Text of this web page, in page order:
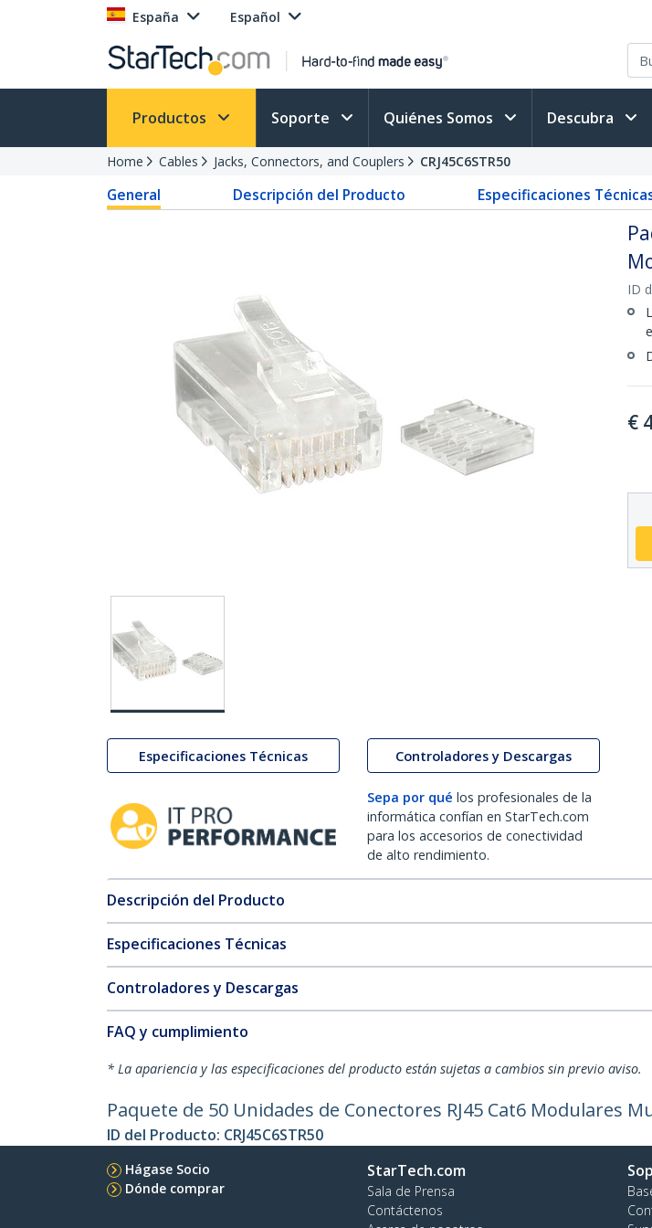
España Español
Productos Soporte Quiénes Somos Descubra
Home Cables Jacks, Connectors, and Couplers CRJ45C6STR50
General Descripción del Producto Especificaciones
Especificaciones Técnicas Controladores y Descargas
Sepa por qué los profesionales de la
informática confían en StarTech.com
para los accesorios de conectividad
de alto rendimiento.
ID
€
Descripción del Producto
Especificaciones Técnicas
Controladores y Descargas
FAQ y cumplimiento
* La apariencia y las especificaciones del producto están sujetas a cambios sin previo aviso.
Paquete de 50 Unidades de Conectores RJ45 Cat6 Modulares
ID del Producto: CRJ45C6STR50
Hágase Socio
Dónde comprar
StarTech.com
Sala de Prensa
Contáctenos